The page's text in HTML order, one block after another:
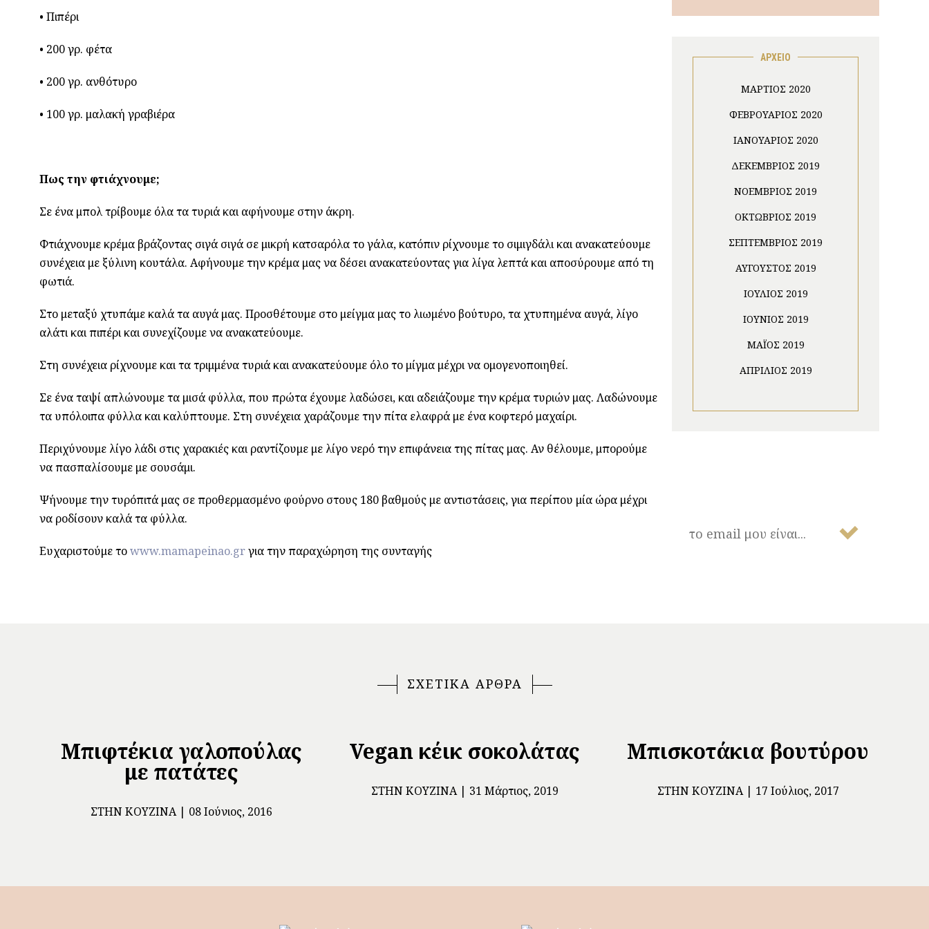
• Πιπέρι
• 200 γρ. φέτα
• 200 γρ. ανθότυρο
• 100 γρ. μαλακή γραβιέρα
Πως την φτιάχνουμε;
Σε ένα μπολ τρίβουμε όλα τα τυριά και αφήνουμε στην άκρη.
Φτιάχνουμε κρέμα βράζοντας σιγά σιγά σε μικρή κατσαρόλα το γάλα, κατόπιν ρίχνουμε το σιμιγδάλι και ανακατεύουμε
συνέχεια με ξύλινη κουτάλα. Αφήνουμε την κρέμα μας να δέσει ανακατεύοντας για λίγα λεπτά και αποσύρουμε από τη
φωτιά.
Στο μεταξύ χτυπάμε καλά τα αυγά μας. Προσθέτουμε στο μείγμα μας το λιωμένο βούτυρο, τα χτυπημένα αυγά, λίγο
αλάτι και πιπέρι και συνεχίζουμε να ανακατεύουμε.
Στη συνέχεια ρίχνουμε και τα τριμμένα τυριά και ανακατεύουμε όλο το μίγμα μέχρι να ομογενοποιηθεί.
Σε ένα ταψί απλώνουμε τα μισά φύλλα, που πρώτα έχουμε λαδώσει, και αδειάζουμε την κρέμα τυριών μας. Λαδώνουμε
τα υπόλοιπα φύλλα και καλύπτουμε. Στη συνέχεια χαράζουμε την πίτα ελαφρά με ένα κοφτερό μαχαίρι.
Περιχύνουμε λίγο λάδι στις χαρακιές και ραντίζουμε με λίγο νερό την επιφάνεια της πίτας μας. Αν θέλουμε, μπορούμε
να πασπαλίσουμε με σουσάμι.
Ψήνουμε την τυρόπιτά μας σε προθερμασμένο φούρνο στους 180 βαθμούς με αντιστάσεις, για περίπου μία ώρα μέχρι
να ροδίσουν καλά τα φύλλα.
Ευχαριστούμε τοwww.mamapeinao.grγια την παραχώρηση της συνταγής
ΑΡΧΕΙΟ
ΜΆΡΤΙΟΣ 2020
ΦΕΒΡΟΥΆΡΙΟΣ 2020
ΙΑΝΟΥΆΡΙΟΣ 2020
ΔΕΚΈΜΒΡΙΟΣ 2019
ΝΟΈΜΒΡΙΟΣ 2019
ΟΚΤΏΒΡΙΟΣ 2019
ΣΕΠΤΈΜΒΡΙΟΣ 2019
ΑΎΓΟΥΣΤΟΣ 2019
ΙΟΎΛΙΟΣ 2019
ΙΟΎΝΙΟΣ 2019
ΜΆΙΟΣ 2019
ΑΠΡΊΛΙΟΣ 2019
ΣΧΕΤΙΚΑ ΑΡΘΡΑ
Μπιφτέκια γαλοπούλας
με πατάτες
ΣΤΗΝ ΚΟΥΖΊΝΑ 08 Ιούνιος, 2016
Vegan κέικ σοκολάτας
ΣΤΗΝ ΚΟΥΖΊΝΑ 31 Μάρτιος, 2019
Μπισκοτάκια βουτύρου
ΣΤΗΝ ΚΟΥΖΊΝΑ 17 Ιούλιος, 2017